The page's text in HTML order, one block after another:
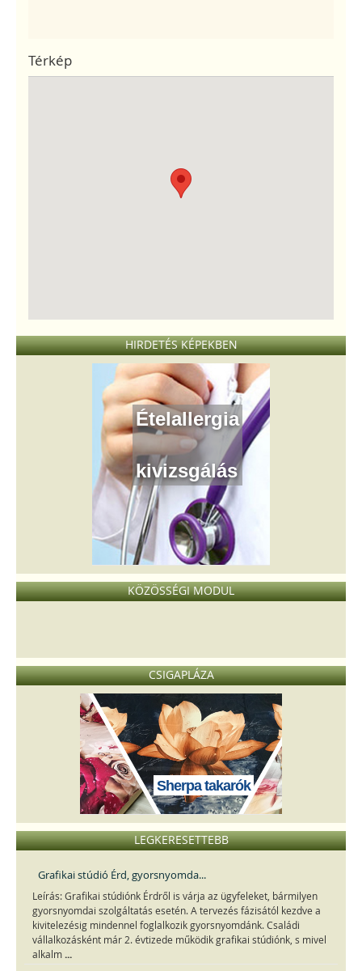
Térkép
HIRDETÉS KÉPEKBEN
Ételallergia
kivizsgálás
KÖZÖSSÉGI MODUL
CSIGAPLÁZA
Sherpa takarók
LEGKERESETTEBB
Grafikai stúdió Érd, gyorsnyomda...
Leírás: Grafikai stúdiónk Érdről is várja az ügyfeleket, bármilyen
gyorsnyomdai szolgáltatás esetén. A tervezés fázisától kezdve a
kivitelezésig mindennel foglalkozik gyorsnyomdánk. Családi
vállalkozásként már 2. évtizede működik grafikai stúdiónk, s mivel
alkalm ...